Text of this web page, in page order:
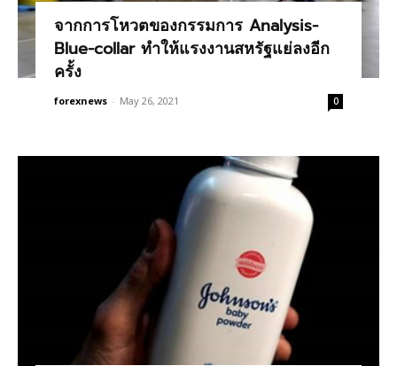
จากการโหวตของกรรมการ Analysis-
Blue-collar ทำให้แรงงานสหรัฐแย่ลงอีก
ครั้ง
forexnews - May 26, 2021 0